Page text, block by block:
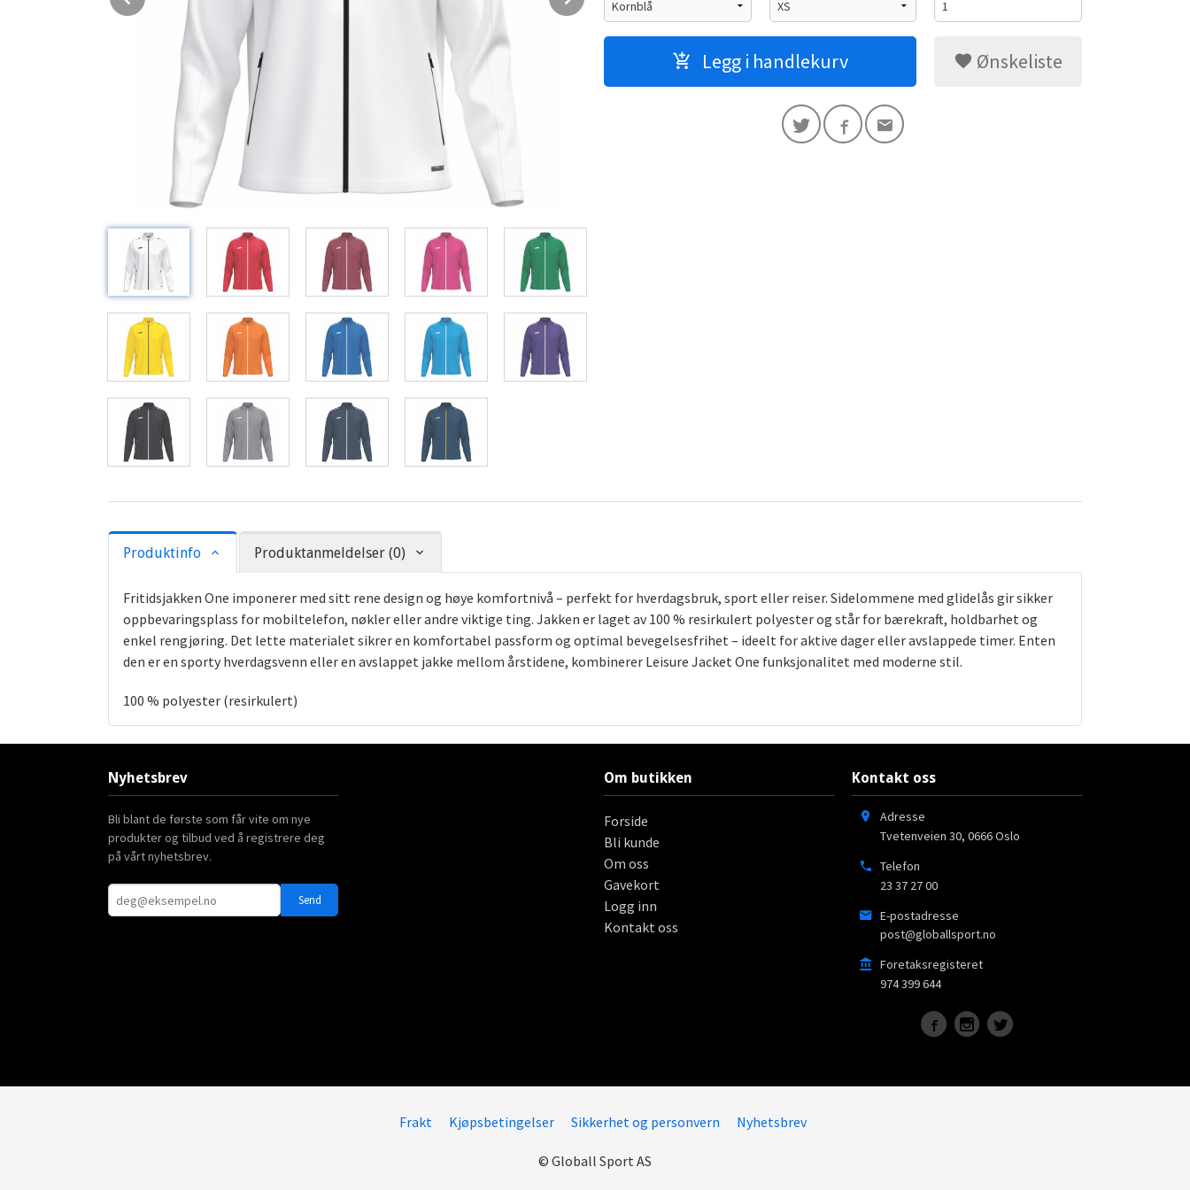
Legg i handlekurv Ønskeliste
Produktinfo Produktanmeldelser (0)
Fritidsjakken One imponerer med sitt rene design og høye komfortnivå – perfekt for hverdagsbruk, sport eller reiser. Sidelommene med glidelås gir sikker
oppbevaringsplass for mobiltelefon, nøkler eller andre viktige ting. Jakken er laget av 100 % resirkulert polyester og står for bærekraft, holdbarhet og
enkel rengjøring. Det lette materialet sikrer en komfortabel passform og optimal bevegelsesfrihet – ideelt for aktive dager eller avslappede timer. Enten
den er en sporty hverdagsvenn eller en avslappet jakke mellom årstidene, kombinerer Leisure Jacket One funksjonalitet med moderne stil.
100 % polyester (resirkulert)
Nyhetsbrev
Bli blant de første som får vite om nye
produkter og tilbud ved å registrere deg
på vårt nyhetsbrev.
Om butikken
Forside
Bli kunde
Om oss
Gavekort
Logg inn
Kontakt oss
Kontakt oss
Adresse
Tvetenveien 30, 0666Oslo
Telefon
23 37 27 00
E-postadresse
post@globallsport.no
Foretaksregisteret
974 399 644
Frakt Kjøpsbetingelser Sikkerhet og personvern Nyhetsbrev
© Globall Sport AS